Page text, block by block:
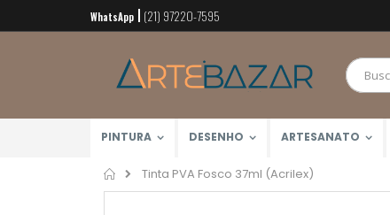
Pular
para
conteúdo
WhatsApp (21) 97220-7595
PINTURA DESENHO ARTESANATO
Home
Tinta PVA Fosco 37ml (Acrilex)
Pular